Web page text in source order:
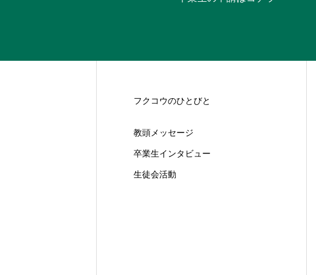
フクコウのひとびと
教頭メッセージ
卒業生インタビュー
生徒会活動